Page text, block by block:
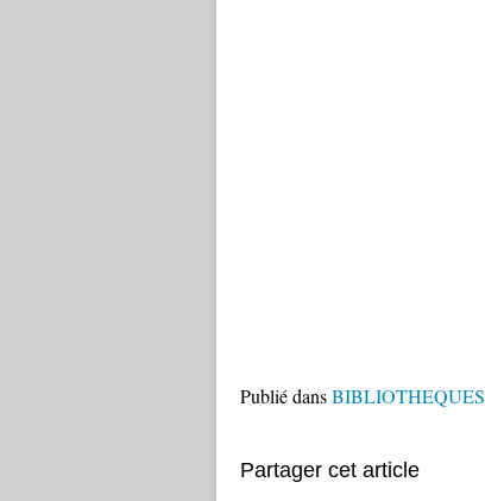
Publié dansBIBLIOTHEQUES
Partager cet article